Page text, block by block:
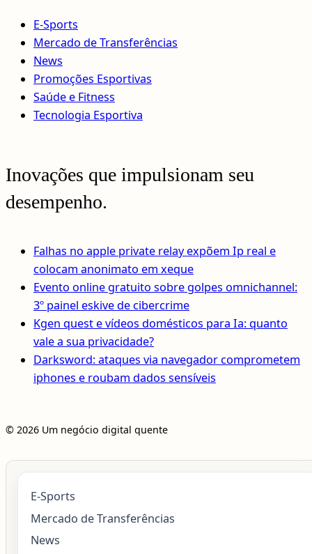
E-Sports
Mercado de Transferências
News
Promoções Esportivas
Saúde e Fitness
Tecnologia Esportiva
Inovações que impulsionam seu
desempenho.
Falhas no apple private relay expõem Ip real e
colocam anonimato em xeque
Evento online gratuito sobre golpes omnichannel:
3º painel eskive de cibercrime
Kgen quest e vídeos domésticos para Ia: quanto
vale a sua privacidade?
Darksword: ataques via navegador comprometem
iphones e roubam dados sensíveis
© 2026 Um negócio digital quente
E-Sports
Mercado de Transferências
News